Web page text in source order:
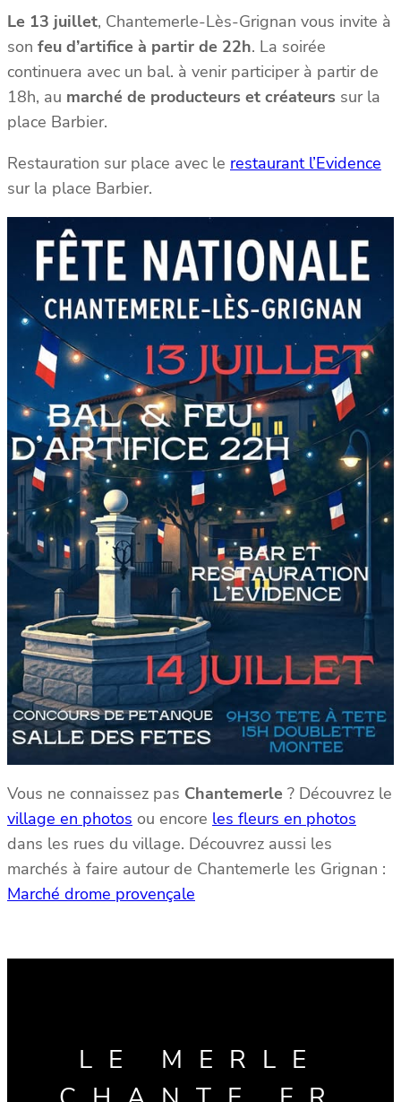
Le 13 juillet, Chantemerle-Lès-Grignan vous invite à
son feu d’artifice à partir de 22h. La soirée
continuera avec un bal. à venir participer à partir de
18h, au marché de producteurs et créateurs sur la
place Barbier.
Restauration sur place avec le restaurant l’Evidence
sur la place Barbier.
Vous ne connaissez pas Chantemerle ? Découvrez le
village en photos ou encore les fleurs en photos
dans les rues du village. Découvrez aussi les
marchés à faire autour de Chantemerle les Grignan :
Marché drome provençale
LE MERLE